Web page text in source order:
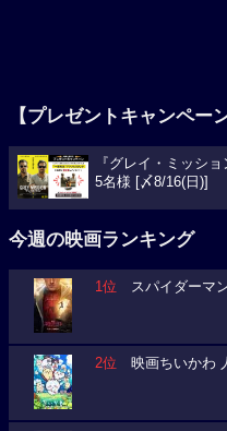
【プレゼントキャンペー
『グレイ・ミッシ
5名様 [〆8/16(日)]
今週の映画ランキング
1位 スパイダーマ
2位 映画ちいかわ